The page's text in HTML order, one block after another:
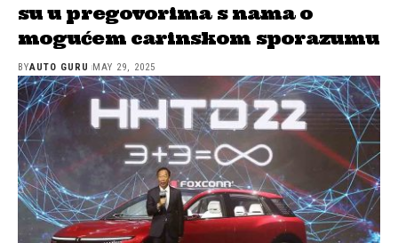
su u pregovorima s nama o
mogućem carinskom sporazumu
BYAUTO GURU MAY 29, 2025